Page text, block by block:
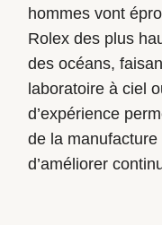
hommes vont
Rolex des plus
des océans,
laboratoire à ciel
d’expérience
de la
d’améliorer